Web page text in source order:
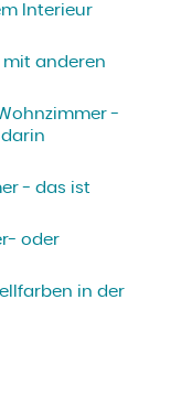
Interieur
mit anderen
-
- das ist
oder
in der